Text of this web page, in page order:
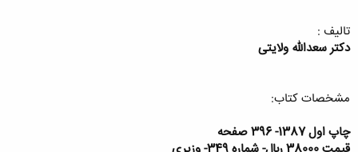
تاليف :
دکتر سعدالله ولايتی
مشخصات کتاب:
چاپ اول 1387- 396 صفحه